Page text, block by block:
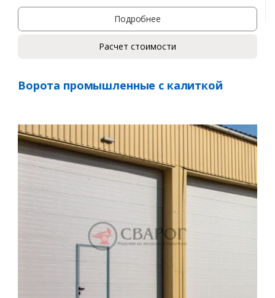
Подробнее
Расчет стоимости
Ворота промышленные с калиткой